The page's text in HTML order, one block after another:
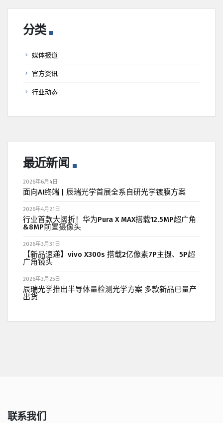
分类
媒体报道
官方资讯
行业动态
最近新闻
2026年6月4日
面向AI终端 | 辰瑞光学首展全系自研光学镀膜方案
2026年4月21日
行业首款大阔折！华为Pura X MAX搭载12.5MP超广角
&8MP前置摄像头
2026年3月31日
【新品速递】vivo X300s 搭载2亿像素7P主摄、5P超
广角镜头
2026年3月25日
辰瑞光学推出半导体量检测光学方案 多款新品已量产
出货
联系我们